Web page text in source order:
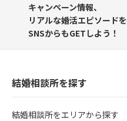
キャンペーン情報、
リアルな婚活エピソードを
SNSからもGETしよう！
結婚相談所を探す
結婚相談所をエリアから探す